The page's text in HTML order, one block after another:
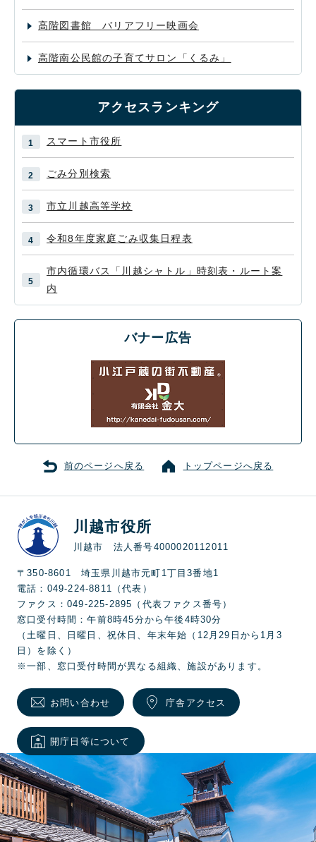
高階図書館 バリアフリー映画会
高階南公民館の子育てサロン「くるみ」
アクセスランキング
スマート市役所
ごみ分別検索
市立川越高等学校
令和8年度家庭ごみ収集日程表
市内循環バス「川越シャトル」時刻表・ルート案
内
バナー広告
前のページへ戻る トップページへ戻る
川越市役所
川越市 法人番号4000020112011
〒350-8601 埼玉県川越市元町1丁目3番地1
電話：049-224-8811（代表）
ファクス：049-225-2895（代表ファクス番号）
窓口受付時間：午前8時45分から午後4時30分
（土曜日、日曜日、祝休日、年末年始（12月29日から1月3
日）を除く）
※一部、窓口受付時間が異なる組織、施設があります。
お問い合わせ 庁舎アクセス
開庁日等について